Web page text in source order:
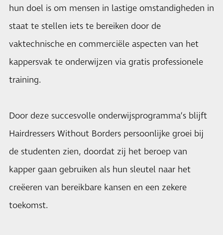
hun doel is om mensen in lastige omstandigheden in
staat te stellen iets te bereiken door de
vaktechnische en commerciële aspecten van het
kappersvak te onderwijzen via gratis professionele
training.
Door deze succesvolle onderwijsprogramma’s blijft
Hairdressers Without Borders persoonlijke groei bij
de studenten zien, doordat zij het beroep van
kapper gaan gebruiken als hun sleutel naar het
creëeren van bereikbare kansen en een zekere
toekomst.